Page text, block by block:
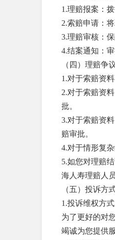
1.理赔报案：
2.索赔申请：
3.理赔审核：
4.结案通知：
（四）理赔争
1.对于索赔资
2.对于索赔资
批。
3.对于索赔资
赔审批。
4.对于情形复
5.如您对理赔
海人寿理赔人
（五）投诉方
1.投诉维权方式
为了更好的对
竭诚为您提供服